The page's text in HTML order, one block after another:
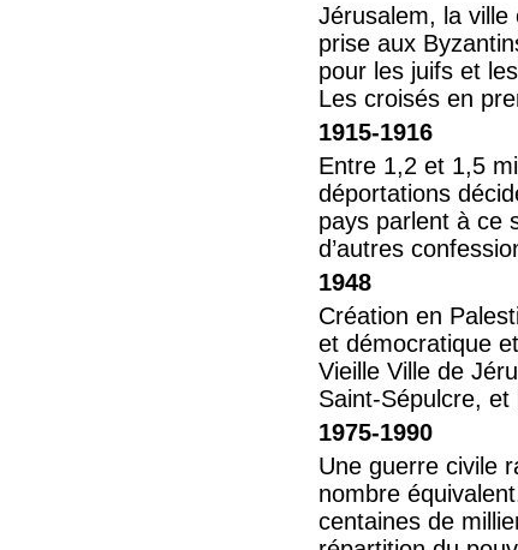
Jérusalem, la
prise aux
pour les juifs et
Les croisés en
1915-1916
Entre 1,2 et 1,5
déportations
pays parlent à ce
d’autres
1948
Création en
et démocratique
Vieille Ville de
Saint-Sépulcre,
1975-1990
Une guerre civile
nombre
centaines de